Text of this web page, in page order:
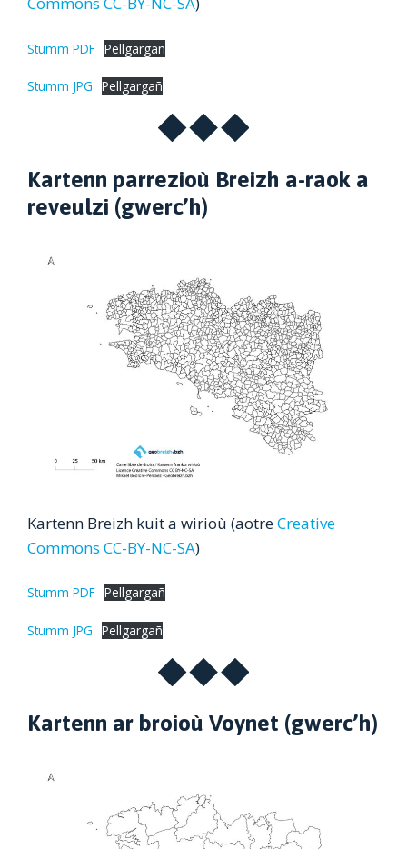
Stumm PDF Pellgargañ
Stumm JPG Pellgargañ
Kartenn parrezioù Breizh a-raok a
reveulzi (gwerc’h)
Kartenn Breizh kuit a wirioù (aotreCreative
Commons CC-BY-NC-SA)
Stumm PDF Pellgargañ
Stumm JPG Pellgargañ
Kartenn ar broioù Voynet (gwerc’h)